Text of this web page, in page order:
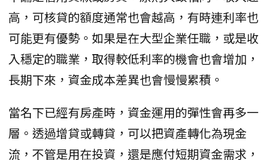
高，可核貸的額度通常也會越高，有時連利率也
可能更有優勢。如果是在大型企業任職，或是收
入穩定的職業，取得較低利率的機會也會增加，
長期下來，資金成本差異也會慢慢累積。
當名下已經有房產時，資金運用的彈性會再多一
層。透過增貸或轉貸，可以把資產轉化為現金
流，不管是用在投資，還是應付短期資金需求，